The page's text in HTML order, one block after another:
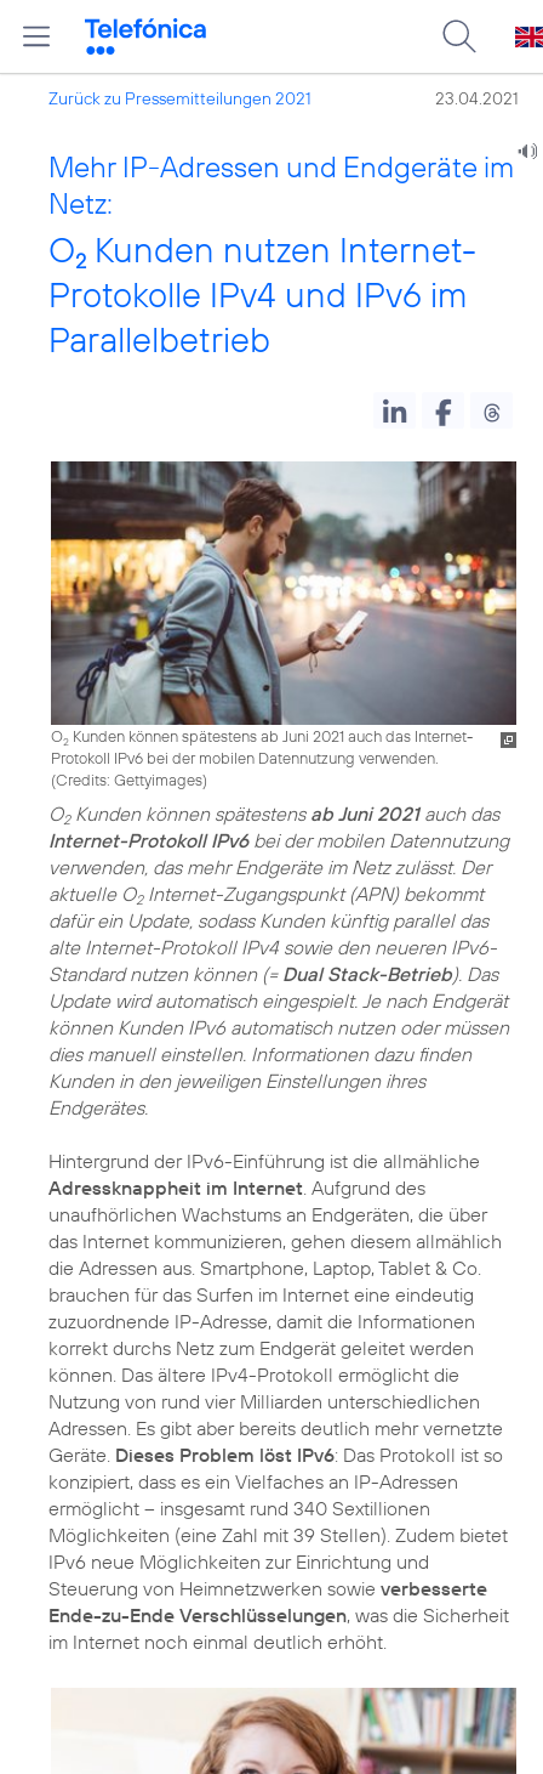
Zurück zu Pressemitteilungen 2021 23.04.2021
Mehr IP-Adressen und Endgeräte im
Netz:
O2 Kunden nutzen Internet-
Protokolle IPv4 und IPv6 im
Parallelbetrieb
O2 Kunden können spätestens ab Juni 2021 auch das Internet-
Protokoll IPv6 bei der mobilen Datennutzung verwenden.
(Credits: Gettyimages)
O2Kunden können spätestens ab Juni 2021auch das
Internet-Protokoll IPv6bei der mobilen Datennutzung
verwenden, das mehr Endgeräte im Netz zulässt. Der
aktuelle O2Internet-Zugangspunkt (APN) bekommt
dafür ein Update, sodass Kunden künftig parallel das
alte Internet-Protokoll IPv4 sowie den neueren IPv6-
Standard nutzen können (= Dual Stack-Betrieb). Das
Update wird automatisch eingespielt. Je nach Endgerät
können Kunden IPv6 automatisch nutzen oder müssen
dies manuell einstellen. Informationen dazu finden
Kunden in den jeweiligen Einstellungen ihres
Endgerätes.
Hintergrund der IPv6-Einführung ist die allmähliche
Adressknappheit im Internet . Aufgrund des
unaufhörlichen Wachstums an Endgeräten, die über
das Internet kommunizieren, gehen diesem allmählich
die Adressen aus. Smartphone, Laptop, Tablet & Co.
brauchen für das Surfen im Internet eine eindeutig
zuzuordnende IP-Adresse, damit die Informationen
korrekt durchs Netz zum Endgerät geleitet werden
können. Das ältere IPv4-Protokoll ermöglicht die
Nutzung von rund vier Milliarden unterschiedlichen
Adressen. Es gibt aber bereits deutlich mehr vernetzte
Geräte. Dieses Problem löst IPv6: Das Protokoll ist so
konzipiert, dass es ein Vielfaches an IP-Adressen
ermöglicht – insgesamt rund 340 Sextillionen
Möglichkeiten (eine Zahl mit 39 Stellen). Zudem bietet
IPv6 neue Möglichkeiten zur Einrichtung und
Steuerung von Heimnetzwerken sowie verbesserte
Ende-zu-Ende Verschlüsselungen, was die Sicherheit
im Internet noch einmal deutlich erhöht.